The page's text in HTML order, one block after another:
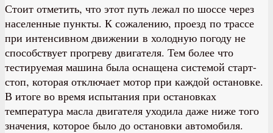
Стоит отметить, что этот путь лежал по шоссе через
населенные пункты. К сожалению, проезд по трассе
при интенсивном движении в холодную погоду не
способствует прогреву двигателя. Тем более что
тестируемая машина была оснащена системой старт-
стоп, которая отключает мотор при каждой остановке.
В итоге во время испытания при остановках
температура масла двигателя уходила даже ниже того
значения, которое было до остановки автомобиля.